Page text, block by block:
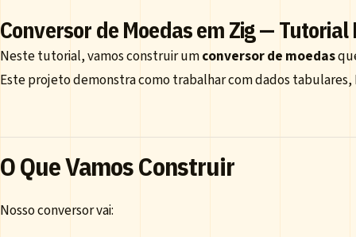
Conversor de Moedas em Zig — Tutorial
Neste tutorial, vamos construir umconversor de moedas
Este projeto demonstra como trabalhar com dados tabulares,
O Que Vamos Construir
Nosso conversor vai: